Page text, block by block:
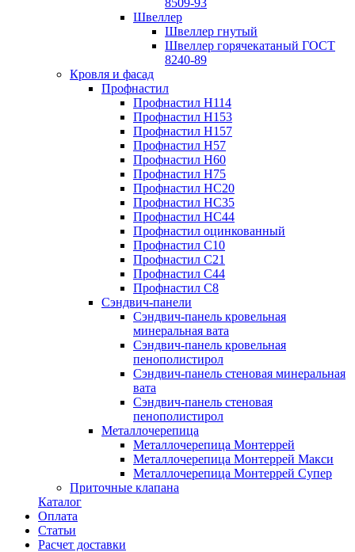
8509-93
Швеллер
Швеллер гнутый
Швеллер горячекатаный ГОСТ
8240-89
Кровля и фасад
Профнастил
Профнастил Н114
Профнастил Н153
Профнастил Н157
Профнастил Н57
Профнастил Н60
Профнастил Н75
Профнастил НС20
Профнастил НС35
Профнастил НС44
Профнастил оцинкованный
Профнастил С10
Профнастил С21
Профнастил С44
Профнастил С8
Сэндвич-панели
Сэндвич-панель кровельная
минеральная вата
Сэндвич-панель кровельная
пенополистирол
Сэндвич-панель стеновая минеральная
вата
Сэндвич-панель стеновая
пенополистирол
Металлочерепица
Металлочерепица Монтеррей
Металлочерепица Монтеррей Макси
Металлочерепица Монтеррей Супер
Приточные клапана
Каталог
Оплата
Статьи
Расчет доставки